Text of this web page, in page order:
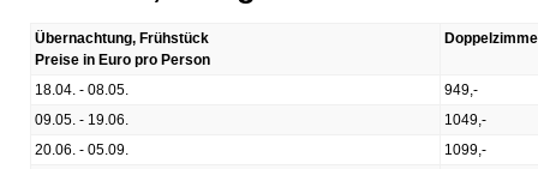
Übernachtung, Frühstück
Preise in Euro pro Person
18.04. - 08.05.
949,-
09.05. - 19.06.
1049,-
20.06. - 05.09.
1099,-